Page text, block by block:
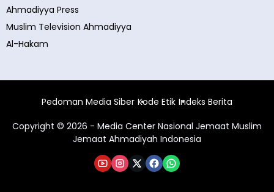
Ahmadiyya Press
Muslim Television Ahmadiyya
Al-Hakam
Pedoman Media Siber Kode Etik Indeks Berita
Copyright © 2026 - Media Center Nasional Jemaat Muslim
Jemaat Ahmadiyah Indonesia